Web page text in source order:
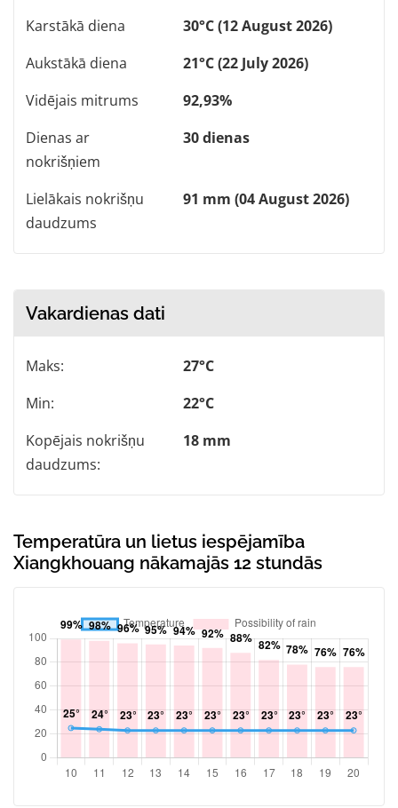
Karstākā diena
30°C (12 August 2026)
Aukstākā diena
21°C (22 July 2026)
Vidējais mitrums
92,93%
Dienas ar
nokrišņiem
30 dienas
Lielākais nokrišņu
daudzums
91 mm (04 August 2026)
Vakardienas dati
Maks:
27°C
Min:
22°C
Kopējais nokrišņu
daudzums:
18 mm
Temperatūra un lietus iespējamība
Xiangkhouang nākamajās 12 stundās